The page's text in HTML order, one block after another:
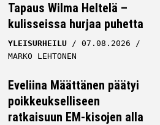
Tapaus Wilma Heltelä –
kulisseissa hurjaa puhetta
YLEISURHEILU
07.08.2026
MARKO LEHTONEN
Eveliina Määttänen päätyi
poikkeukselliseen
ratkaisuun EM-kisojen alla